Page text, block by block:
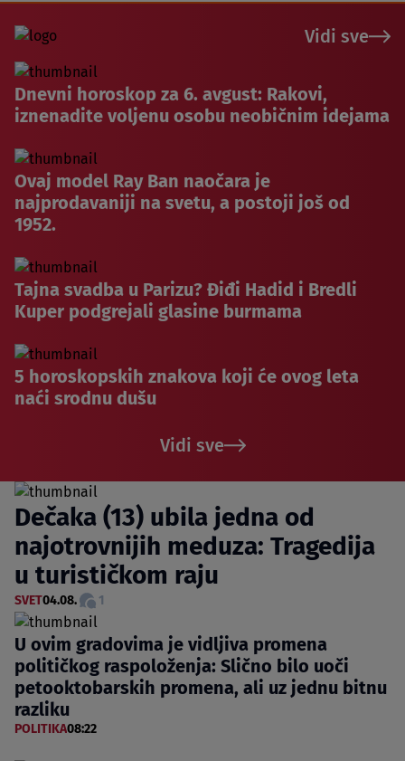
Vidi sve
Dnevni horoskop za 6. avgust: Rakovi,
iznenadite voljenu osobu neobičnim idejama
Ovaj model Ray Ban naočara je
najprodavaniji na svetu, a postoji još od
1952.
Tajna svadba u Parizu? Điđi Hadid i Bredli
Kuper podgrejali glasine burmama
5 horoskopskih znakova koji će ovog leta
naći srodnu dušu
Vidi sve
Dečaka (13) ubila jedna od
najotrovnijih meduza: Tragedija
u turističkom raju
SVET04.08. 1
U ovim gradovima je vidljiva promena
političkog raspoloženja: Slično bilo uoči
petooktobarskih promena, ali uz jednu bitnu
razliku
POLITIKA08:22